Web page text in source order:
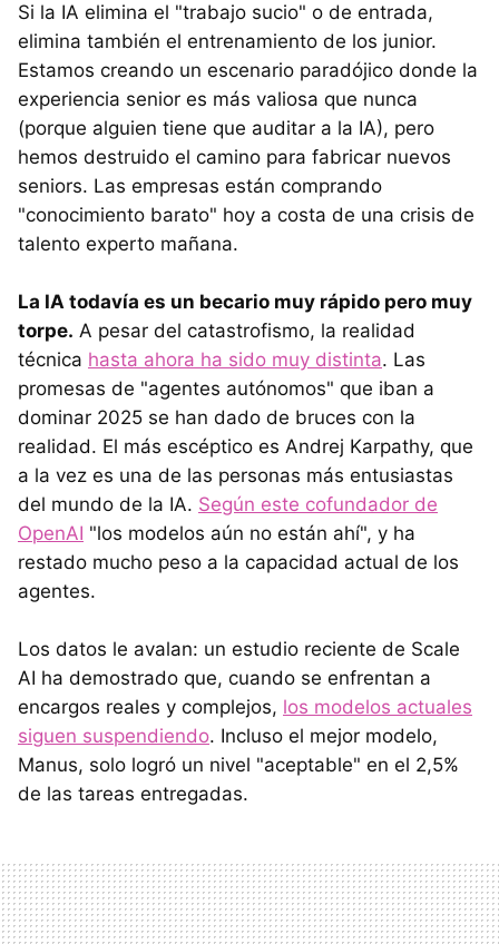
Si la IA elimina el "trabajo sucio" o de entrada,
elimina también el entrenamiento de los junior.
Estamos creando un escenario paradójico donde la
experiencia senior es más valiosa que nunca
(porque alguien tiene que auditar a la IA), pero
hemos destruido el camino para fabricar nuevos
seniors. Las empresas están comprando
"conocimiento barato" hoy a costa de una crisis de
talento experto mañana.
La IA todavía es un becario muy rápido pero muy
torpe. A pesar del catastrofismo, la realidad
técnica hasta ahora ha sido muy distinta. Las
promesas de "agentes autónomos" que iban a
dominar 2025 se han dado de bruces con la
realidad. El más escéptico es Andrej Karpathy, que
a la vez es una de las personas más entusiastas
del mundo de la IA. Según este cofundador de
OpenAI "los modelos aún no están ahí", y ha
restado mucho peso a la capacidad actual de los
agentes.
Los datos le avalan: un estudio reciente de Scale
AI ha demostrado que, cuando se enfrentan a
encargos reales y complejos, los modelos actuales
siguen suspendiendo. Incluso el mejor modelo,
Manus, solo logró un nivel "aceptable" en el 2,5%
de las tareas entregadas.